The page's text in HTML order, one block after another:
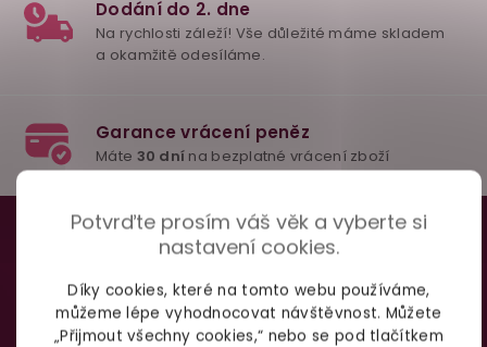
Potvrďte prosím váš věk a vyberte si
nastavení cookies.
Díky cookies, které na tomto webu používáme,
můžeme lépe vyhodnocovat návštěvnost. Můžete
„Přijmout všechny cookies,“ nebo se pod tlačítkem
98% spokojenost
dlerecenzí ověřených zakazníkůna Heuréce
100% diskrétní balení
Nikdo nepozná, co jste si objednali. Mrkněte,
vypadá balíček.
TAJNÉ TRIKY PRO BOŽÍ
SEX